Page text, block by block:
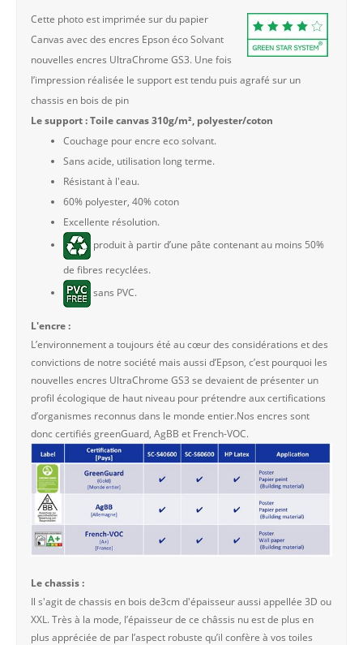
Cette photo est imprimée sur du papier
Canvas avec des encres Epson éco Solvant
nouvelles encres UltraChrome GS3. Une fois
l’impression réalisée le support est tendu puis agrafé sur un
chassis en bois de pin
Le support : Toile canvas 310g/m², polyester/coton
Couchage pour encre eco solvant.
Sans acide, utilisation long terme.
Résistant à l'eau.
60% polyester, 40% coton
Excellente résolution.
produit à partir d’une pâte contenant au moins 50%
de fibres recyclées.
sans PVC.
L'encre :
L’environnement a toujours été au cœur des considérations et des
convictions de notre société mais aussi d’Epson, c’est pourquoi les
nouvelles encres UltraChrome GS3 se devaient de présenter un
profil écologique de haut niveau pour prétendre aux certifications
d’organismes reconnus dans le monde entier.Nos encres sont
donc certifiés greenGuard, AgBB et French-VOC.
Le chassis :
Il s'agit de chassis en bois de3cm d'épaisseur aussi appellée 3D ou
XXL. Très à la mode, l’épaisseur de ce châssis nu est de plus en
plus appréciée de par l’aspect robuste qu’il confère à vos toiles